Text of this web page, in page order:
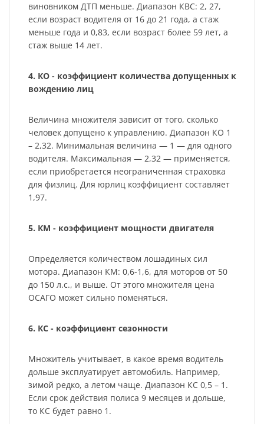
виновником ДТП меньше. Диапазон КВС: 2, 27,
если возраст водителя от 16 до 21 года, а стаж
меньше года и 0,83, если возраст более 59 лет, а
стаж выше 14 лет.
4. КО - коэффициент количества допущенных к
вождению лиц
Величина множителя зависит от того, сколько
человек допущено к управлению. Диапазон КО 1
– 2,32. Минимальная величина — 1 — для одного
водителя. Максимальная — 2,32 — применяется,
если приобретается неограниченная страховка
для физлиц. Для юрлиц коэффициент составляет
1,97.
5. КМ - коэффициент мощности двигателя
Определяется количеством лошадиных сил
мотора. Диапазон КМ: 0,6-1,6, для моторов от 50
до 150 л.с., и выше. От этого множителя цена
ОСАГО может сильно поменяться.
6. КС - коэффициент сезонности
Множитель учитывает, в какое время водитель
дольше эксплуатирует автомобиль. Например,
зимой редко, а летом чаще. Диапазон КС 0,5 – 1.
Если срок действия полиса 9 месяцев и дольше,
то КС будет равно 1.